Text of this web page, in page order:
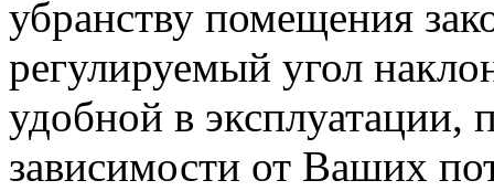
убранству помещения
регулируемый угол
удобной в эксплуатации,
зависимости от Ваших